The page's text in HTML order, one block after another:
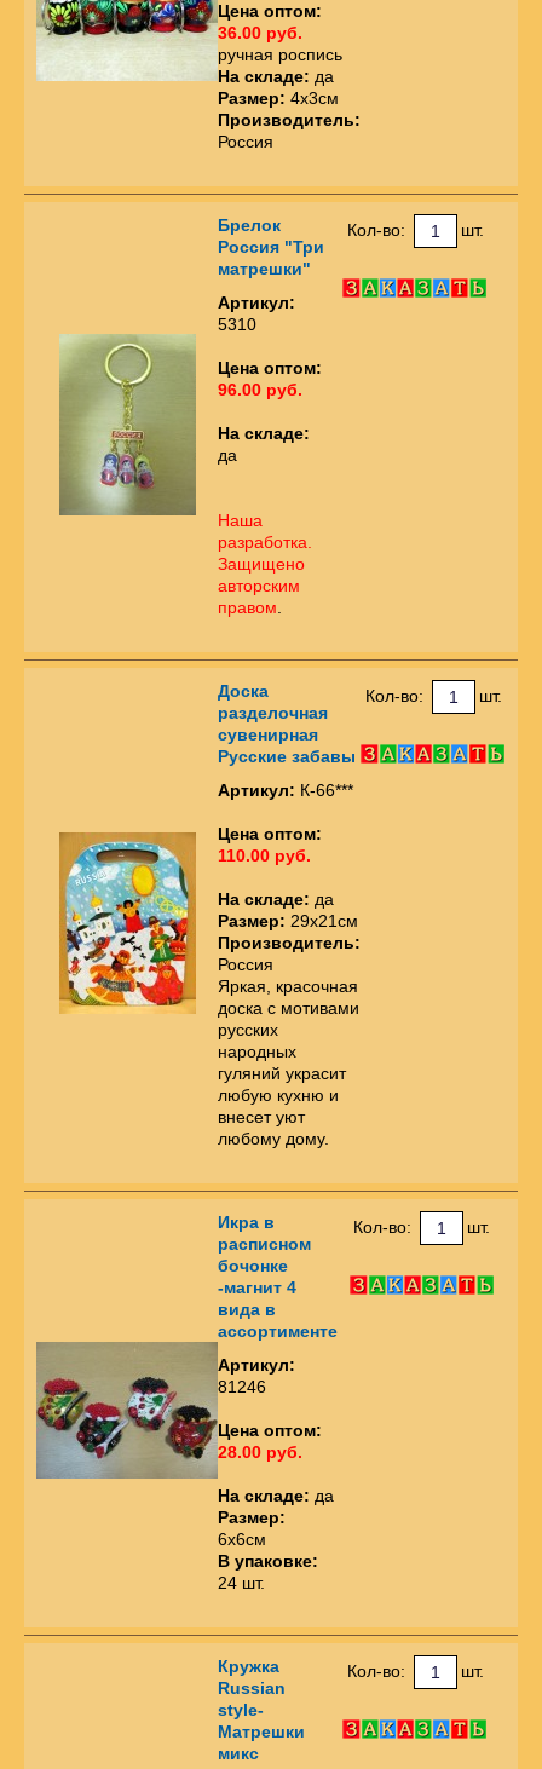
Цена оптом:
36.00 руб.
ручная роспись
На складе: да
Размер: 4х3см
Производитель:
Россия
Брелок
Россия "Три
матрешки"
Артикул:
5310
Цена оптом:
96.00 руб.
На складе:
да
Наша
разработка.
Защищено
авторским
правом
Кол-во: шт.
Доска
разделочная
сувенирная
Русские забавы
Артикул: К-66***
Цена оптом:
110.00 руб.
На складе: да
Размер: 29х21см
Производитель:
Россия
Яркая, красочная
доска с мотивами
русских
народных
гуляний украсит
любую кухню и
внесет уют
любому дому.
Кол-во: шт.
Икра в
расписном
бочонке
-магнит 4
вида в
ассортименте
Артикул:
81246
Цена оптом:
28.00 руб.
На складе: да
Размер:
6х6см
В упаковке:
24 шт.
Кол-во: шт.
Кружка
Russian
style-
Матрешки
микс
Кол-во: шт.